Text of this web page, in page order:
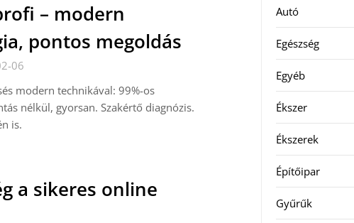
– modern
pontos megoldás
06
modern technikával: 99%-os
nélkül, gyorsan. Szakértő diagnózis.
is.
a sikeres online
Autó
Egészség
Egyéb
Ékszer
Ékszerek
Építőipar
Gyűrűk